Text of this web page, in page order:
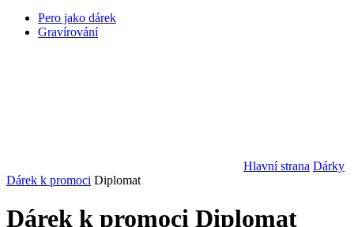
Pero jako dárek
Gravírování
Hlavní strana Dárky
Dárek k promoci Diplomat
Dárek k promoci Diplomat